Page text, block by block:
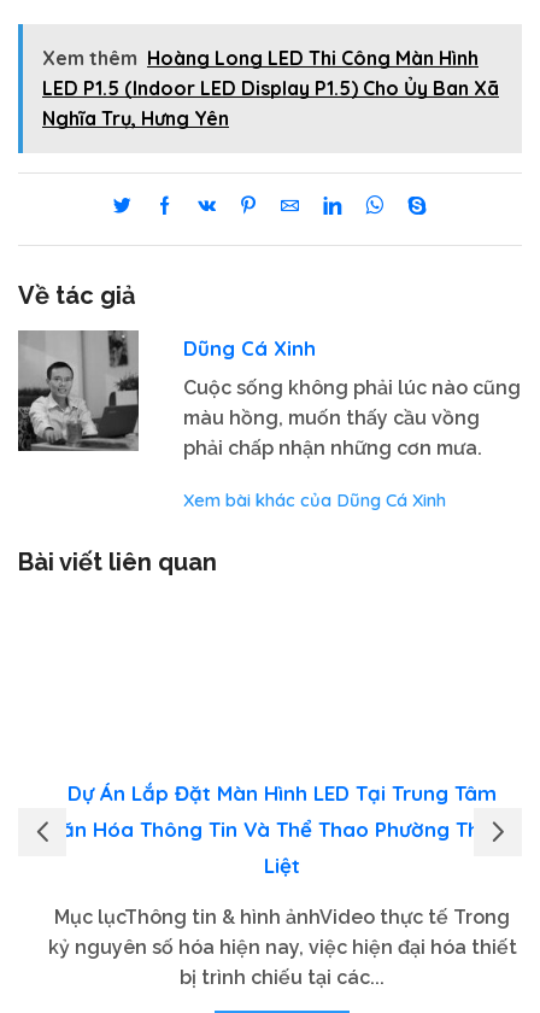
Xem thêm Hoàng Long LED Thi Công Màn Hình
LED P1.5 (Indoor LED Display P1.5) Cho Ủy Ban Xã
Nghĩa Trụ, Hưng Yên
Về tác giả
Dũng Cá Xinh
Cuộc sống không phải lúc nào cũng
màu hồng, muốn thấy cầu vồng
phải chấp nhận những cơn mưa.
Xem bài khác của Dũng Cá Xinh
Bài viết liên quan
Dự Án Lắp Đặt Màn Hình LED Tại Trung Tâm
Văn Hóa Thông Tin Và Thể Thao Phường Thanh
Liệt
Mục lụcThông tin & hình ảnhVideo thực tế Trong
kỷ nguyên số hóa hiện nay, việc hiện đại hóa thiết
bị trình chiếu tại các...